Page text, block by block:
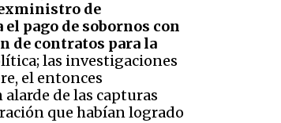
exministro de
pago de sobornos con
de contratos para la
las investigaciones
el entonces
de las capturas
que habían logrado